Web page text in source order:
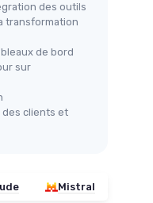
des outils
transformation
de bord
sur
des clients et
Mistral